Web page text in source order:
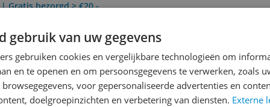
Gratis bezorgd > €20,-
Reviews
Er zijn nog geen
Heb jij dit product in bezit
gebruik van uw gegevens
gebruiken cookies en vergelijkbare technologieën om
en te openen en om persoonsgegevens te verwerken, zoals
voor gepersonaliseerde advertenties en
doelgroepinzichten en verbetering van diensten. Externe